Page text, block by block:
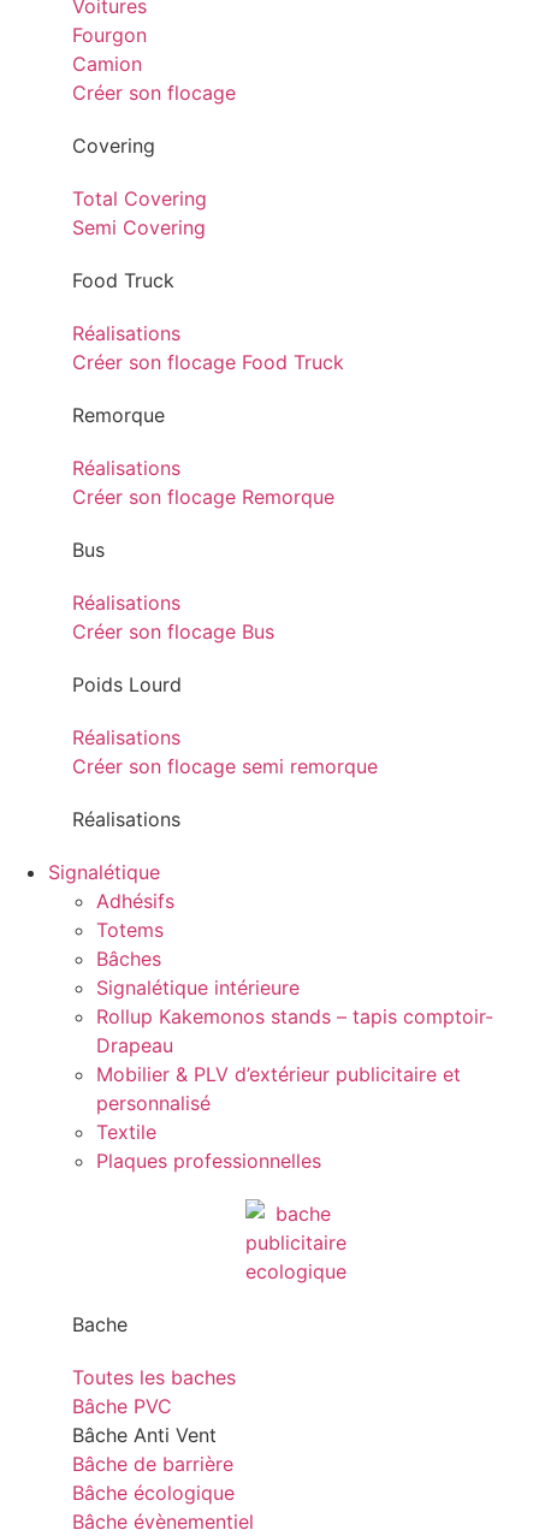
Voitures
Fourgon
Camion
Créer son flocage
Covering
Total Covering
Semi Covering
Food Truck
Réalisations
Créer son flocage Food Truck
Remorque
Réalisations
Créer son flocage Remorque
Bus
Réalisations
Créer son flocage Bus
Poids Lourd
Réalisations
Créer son flocage semi remorque
Réalisations
Signalétique
Adhésifs
Totems
Bâches
Signalétique intérieure
Rollup Kakemonos stands – tapis comptoir-
Drapeau
Mobilier & PLV d’extérieur publicitaire et
personnalisé
Textile
Plaques professionnelles
Bache
Toutes les baches
Bâche PVC
Bâche Anti Vent
Bâche de barrière
Bâche écologique
Bâche évènementiel